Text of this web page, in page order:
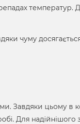
температур.
чуму
Завдяки цьому в
Для надійнішого